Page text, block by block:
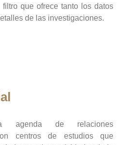
que ofrece tanto los datos
de las investigaciones.
agenda de relaciones
centros de estudios que